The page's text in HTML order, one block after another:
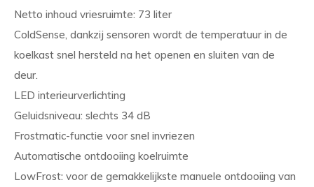
Netto inhoud vriesruimte: 73 liter
ColdSense, dankzij sensoren wordt de temperatuur in de
koelkast snel hersteld na het openen en sluiten van de
deur.
LED interieurverlichting
Geluidsniveau: slechts 34 dB
Frostmatic-functie voor snel invriezen
Automatische ontdooiing koelruimte
LowFrost: voor de gemakkelijkste manuele ontdooiing van